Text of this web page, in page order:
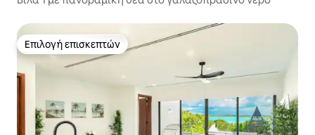
Επιλογή επισκεπτών
Επιλογή επισκεπτών